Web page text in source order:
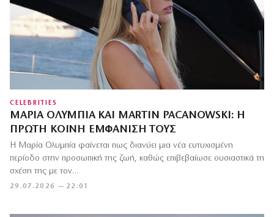
CELEBRITIES
ΜΑΡΊΑ ΟΛΥΜΠΊΑ ΚΑΙ MARTIN PACANOWSKI: Η
ΠΡΏΤΗ ΚΟΙΝΉ ΕΜΦΆΝΙΣΗ ΤΟΥΣ
29.07.2026 — 22:01
Η Μαρία Ολυμπία φαίνεται πως διανύει μια νέα ευτυχισμένη
περίοδο στην προσωπική της ζωή, καθώς επιβεβαίωσε ουσιαστικά τη
σχέση της με τον…